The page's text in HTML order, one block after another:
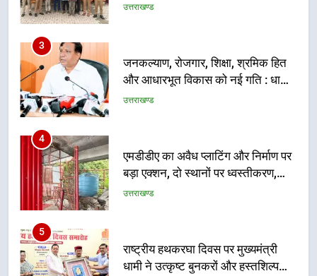
उत्तराखण्ड
3
जनकल्याण, रोजगार, शिक्षा, श्रमिक हित
और आधारभूत विकास को नई गति : धामी
कैबिनेट के ऐतिहासिक फैसले
उत्तराखण्ड
4
एमडीडीए का अवैध प्लाटिंग और निर्माण पर
बड़ा एक्शन, दो स्थानों पर ध्वस्तीकरण,
मसूरी मार्ग पर अवैध निर्माण सील
उत्तराखण्ड
5
राष्ट्रीय हथकरघा दिवस पर मुख्यमंत्री
धामी ने उत्कृष्ट बुनकरों और हस्तशिल्प